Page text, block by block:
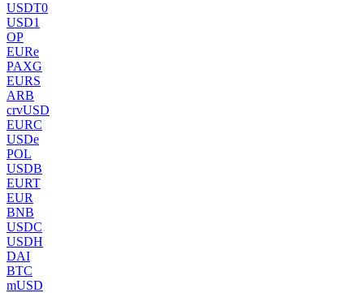
USDT0
USD1
OP
EURe
PAXG
EURS
ARB
crvUSD
EURC
USDe
POL
USDB
EURT
EUR
BNB
USDC
USDH
DAI
BTC
mUSD